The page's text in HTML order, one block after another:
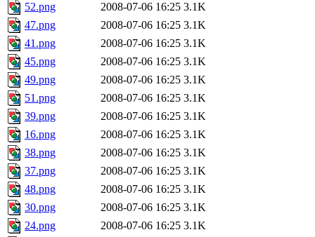
52.png
2008-07-06 16:25 3.1K
47.png
2008-07-06 16:25 3.1K
41.png
2008-07-06 16:25 3.1K
45.png
2008-07-06 16:25 3.1K
49.png
2008-07-06 16:25 3.1K
51.png
2008-07-06 16:25 3.1K
39.png
2008-07-06 16:25 3.1K
16.png
2008-07-06 16:25 3.1K
38.png
2008-07-06 16:25 3.1K
37.png
2008-07-06 16:25 3.1K
48.png
2008-07-06 16:25 3.1K
30.png
2008-07-06 16:25 3.1K
24.png
2008-07-06 16:25 3.1K